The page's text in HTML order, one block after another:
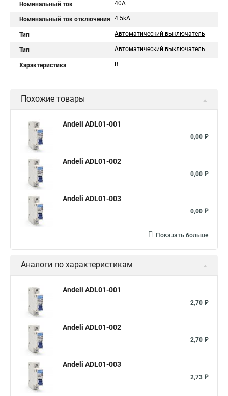
Номинальный ток 40A
Номинальный ток отключения 4.5kA
Тип Автоматический выключатель
Тип Автоматический выключатель
Характеристика B
Похожие товары
Andeli ADL01-001
0,00 ₽
Andeli ADL01-002
0,00 ₽
Andeli ADL01-003
0,00 ₽
Показать больше
Аналоги по характеристикам
Andeli ADL01-001
2,70 ₽
Andeli ADL01-002
2,70 ₽
Andeli ADL01-003
2,73 ₽